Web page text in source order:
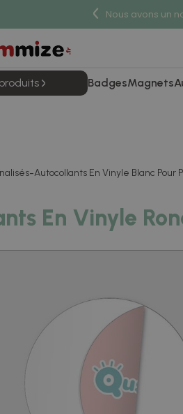
Nous avons un
BadgesMagnets
Autocollants En Vinyle Blanc Pour
En Vinyle